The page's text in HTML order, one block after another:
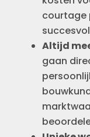
courtage
Altijd
gaan